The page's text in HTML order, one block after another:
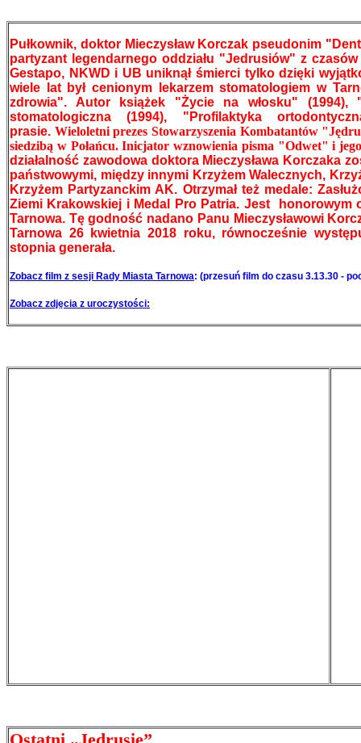
Pułkownik, doktor Mieczysław Korczak pseudonim
partyzant legendarnego oddziału "Jedrusiów" z
Gestapo, NKWD i UB uniknął śmierci tylko dzięki
wiele lat był cenionym lekarzem stomatologiem w
zdrowia". Autor książek "Życie na włosku" (1994),
stomatologiczna (1994), "Profilaktyka
prasie. Wieloletni prezes Stowarzyszenia Kombatantów
siedzibą w Połańcu. Inicjator wznowienia pisma "Odwet" i
działalność zawodowa doktora Mieczysława Korczaka
państwowymi, między innymi Krzyżem Walecznych,
Krzyżem Partyzanckim AK. Otrzymał też medale:
Ziemi Krakowskiej i Medal Pro Patria. Jest honorowym
Tarnowa. Tę godność nadano Panu Mieczysławowi
Tarnowa 26 kwietnia 2018 roku, równocześnie
stopnia generała.
Zobacz film z sesji Rady Miasta Tarnowa: (przesuń film do czasu 3.13.30 -
Zobacz zdjęcia z uroczystości: